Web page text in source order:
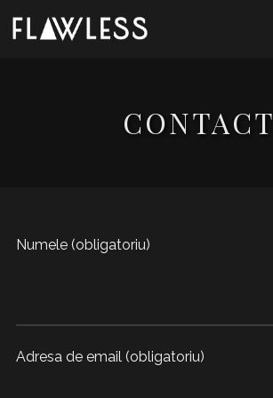
CONTACT
Numele (obligatoriu)
Adresa de email (obligatoriu)